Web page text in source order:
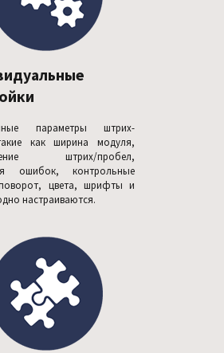
параметры штрих-
как ширина модуля,
штрих/пробел,
ошибок, контрольные
цвета, шрифты и
настраиваются.